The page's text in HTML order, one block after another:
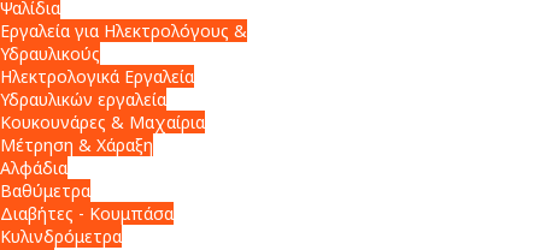
Ψαλίδια
Εργαλεία για Ηλεκτρολόγους &
Υδραυλικούς
Ηλεκτρολογικά Εργαλεία
Υδραυλικών εργαλεία
Κουκουνάρες & Μαχαίρια
Μέτρηση & Χάραξη
Αλφάδια
Βαθύμετρα
Διαβήτες - Κουμπάσα
Κυλινδρόμετρα